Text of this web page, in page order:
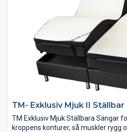
TM- Exklusiv Mjuk II Ställbar
TM Exklusiv Mjuk Ställbara Sängar
kroppens konturer, så muskler rygg